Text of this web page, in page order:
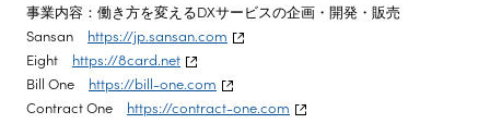
事業内容：働き方を変えるDXサービスの企画・開発・販売
Sansan https://jp.sansan.com
Eight https://8card.net
Bill One https://bill-one.com
Contract One https://contract-one.com